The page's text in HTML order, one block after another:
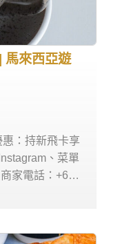
、菜單
家電話：+60